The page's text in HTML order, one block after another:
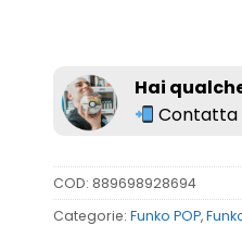
Hai
Contatta
COD: 889698928694
Categorie: Funko POP,